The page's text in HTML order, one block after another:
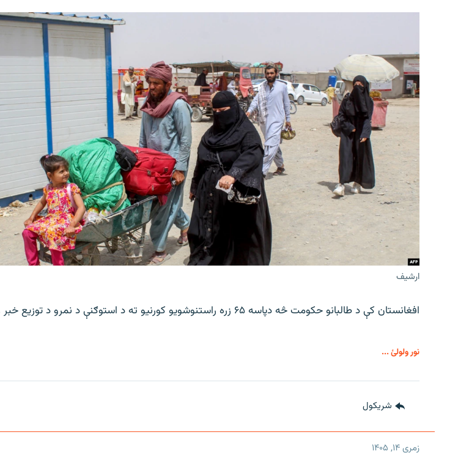
ارشیف
افغانستان کې د طالبانو حکومت څه دپاسه ۶۵ زره راستنوشویو کورنیو ته د استوګنې د نمرو د توزیع خبر ورکوي.
نور ولولئ ...
شريکول
زمری ۱۴, ۱۴۰۵